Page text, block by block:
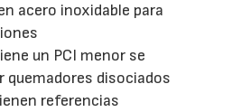
acero inoxidable para
un PCI menor se
quemadores disociados
referencias